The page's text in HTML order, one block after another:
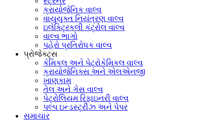
ક્રાયોજેનિક વાલ્વ
વાયુયુક્ત નિયંત્રણ વાલ્વ
ઇલેક્ટ્રિકલી કંટ્રોલ વાલ્વ
વાલ્વ ભાગો
પહેરો પ્રતિરોધક વાલ્વ
પ્રોજેક્ટ્સ
કેમિકલ અને પેટ્રોકેમિકલ વાલ્વ
ક્રાયોજેનિક્સ અને એલએનજી
ખાણકામ
તેલ અને ગેસ વાલ્વ
પેટ્રોલિયમ રિફાઇનરી વાલ્વ
પલ્પ ઇન્ડસ્ટ્રીઝ અને પેપર
સમાચાર